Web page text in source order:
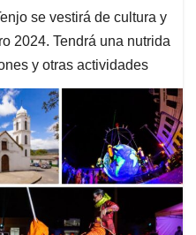
se vestirá de cultura y
2024. Tendrá una nutrida
y otras actividades